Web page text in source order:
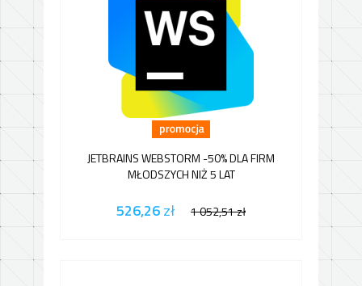
JETBRAINS WEBSTORM -50% DLA FIRM
MŁODSZYCH NIŻ 5 LAT
526,26zł 1 052,51zł